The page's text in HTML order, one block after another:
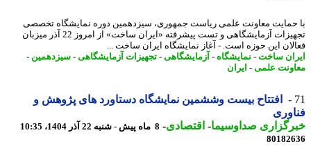
معاونت علمی ریاست جمهوری، سیزدهمین دوره نمایشگاه تخصصی
تجهیزات آزمایشگاهی و تست پیشرفته «ایران ساخت» از امروز 22 آذر میزبان
این حوزه است. - آغاز نمایشگاه ایران ساخت ...
ساخت-نمایشگاه-آزمایشگاهی-تجهیزات آزمایشگاهی-سیزدهمین-
علمی-ایران
افتتاح بیست وششمین نمایشگاه دستاورد های پژوهش و
صداوسیما-اقتصادی-8 ماه پیش - شنبه 22 آذر 1404، 10:35